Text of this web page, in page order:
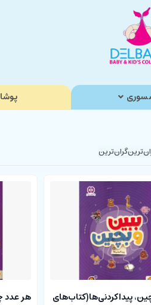
گران‌ترین
پیداکردنی‌ها(کتاب‌های
هر عدد